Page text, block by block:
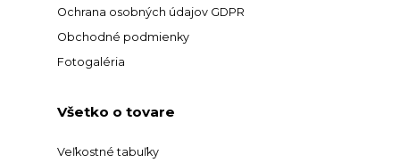
Ochrana osobných údajov GDPR
Obchodné podmienky
Fotogaléria
Všetko o tovare
Veľkostné tabuľky